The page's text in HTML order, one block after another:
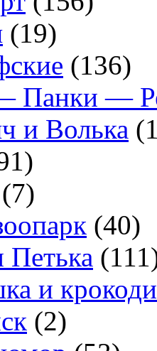
(19)
(136)
Панки —
и Волька
(7)
(40)
Петька
и
(2)